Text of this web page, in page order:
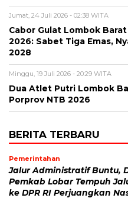
Jumat, 24 Juli 2026 - 02:38 WITA
Cabor Gulat Lombok
2026: Sabet Tiga Emas,
2028
Minggu, 19 Juli 2026 - 20:29 WITA
Dua Atlet Putri Lombok
Porprov NTB 2026
BERITA TERBARU
Pemerintahan
Jalur Administratif Buntu,
Pemkab Lobar Tempuh
ke DPR RI Perjuangkan